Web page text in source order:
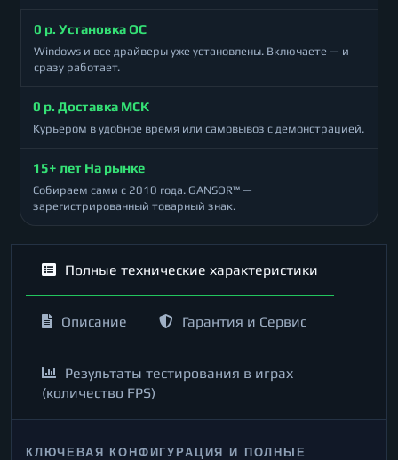
0 р. Установка ОС
Windows и все драйверы уже установлены. Включаете — и
сразу работает.
0 р. Доставка МСК
Курьером в удобное время или самовывоз с демонстрацией.
15+ лет На рынке
Собираем сами с 2010 года. GANSOR™ —
зарегистрированный товарный знак.
Полные технические характеристики
Описание Гарантия и Сервис
Результаты тестирования в играх
(количество FPS)
КЛЮЧЕВАЯ КОНФИГУРАЦИЯ И ПОЛНЫЕ